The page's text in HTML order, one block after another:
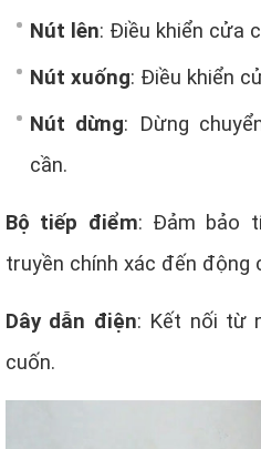
Nút lên: Điều khiển cửa
Nút xuống: Điều khiển
Nút dừng: Dừng
cần.
Bộ tiếp điểm: Đảm bảo
truyền chính xác đến động
Dây dẫn điện: Kết nối từ
cuốn.